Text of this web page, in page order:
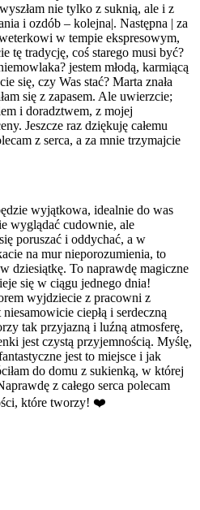
nie tylko z suknią, ale i z
i ozdób – kolejna|. Następna | za
w tempie ekspresowym,
tę tradycję, coś starego musi być?
jestem młodą, karmiącą
się, czy Was stać? Marta znała
się z zapasem. Ale uwierzcie;
i doradztwem, z mojej
Jeszcze raz dziękuję całemu
z serca, a za mnie trzymajcie
wyjątkowa, idealnie do was
wyglądać cudownie, ale
poruszać i oddychać, a w
na mur nieporozumienia, to
dziesiątkę. To naprawdę magiczne
się w ciągu jednego dnia!
wyjdziecie z pracowni z
ciepłą i serdeczną
tak przyjazną i luźną atmosferę,
jest czystą przyjemnością. Myślę,
jest to miejsce i jak
do domu z sukienką, w której
z całego serca polecam
które tworzy! ❤️